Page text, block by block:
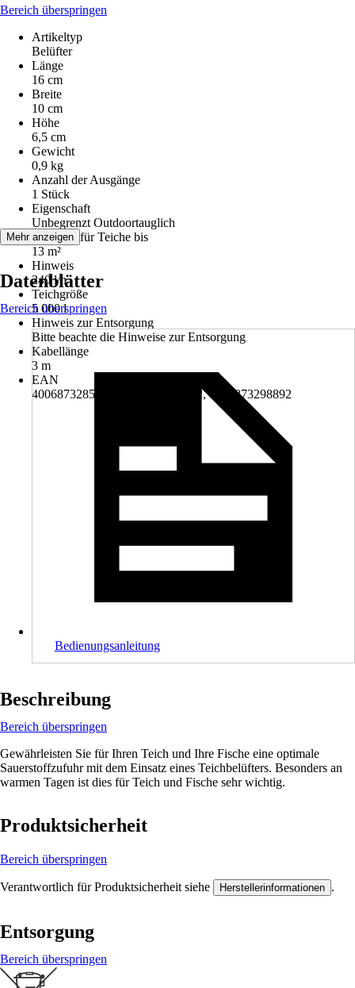
Bereich überspringen
Artikeltyp
Belüfter
Länge
16 cm
Breite
10 cm
Höhe
6,5 cm
Gewicht
0,9 kg
Anzahl der Ausgänge
1 Stück
Eigenschaft
Unbegrenzt Outdoortauglich
Geeignet für Teiche bis
13 m²
Hinweis
240 l/h
Teichgröße
5 000 l
Hinweis zur Entsorgung
Bitte beachte die Hinweise zur Entsorgung
Kabellänge
3 m
EAN
4006873285892, 4006873289852, 4006873298892
Mehr anzeigen
Datenblätter
Bereich überspringen
Bedienungsanleitung
Beschreibung
Bereich überspringen
Gewährleisten Sie für Ihren Teich und Ihre Fische eine optimale
Sauerstoffzufuhr mit dem Einsatz eines Teichbelüfters. Besonders an
warmen Tagen ist dies für Teich und Fische sehr wichtig.
Produktsicherheit
Bereich überspringen
Verantwortlich für Produktsicherheit siehe Herstellerinformationen .
Entsorgung
Bereich überspringen